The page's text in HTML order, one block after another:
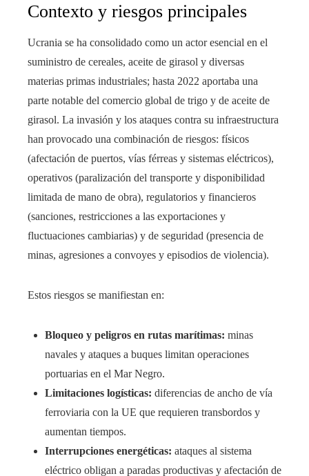
Contexto y riesgos principales
Ucrania se ha consolidado como un actor esencial en el
suministro de cereales, aceite de girasol y diversas
materias primas industriales; hasta 2022 aportaba una
parte notable del comercio global de trigo y de aceite de
girasol. La invasión y los ataques contra su infraestructura
han provocado una combinación de riesgos: físicos
(afectación de puertos, vías férreas y sistemas eléctricos),
operativos (paralización del transporte y disponibilidad
limitada de mano de obra), regulatorios y financieros
(sanciones, restricciones a las exportaciones y
fluctuaciones cambiarias) y de seguridad (presencia de
minas, agresiones a convoyes y episodios de violencia).
Estos riesgos se manifiestan en:
Bloqueo y peligros en rutas marítimas: minas
navales y ataques a buques limitan operaciones
portuarias en el Mar Negro.
Limitaciones logísticas: diferencias de ancho de vía
ferroviaria con la UE que requieren transbordos y
aumentan tiempos.
Interrupciones energéticas: ataques al sistema
eléctrico obligan a paradas productivas y afectación de